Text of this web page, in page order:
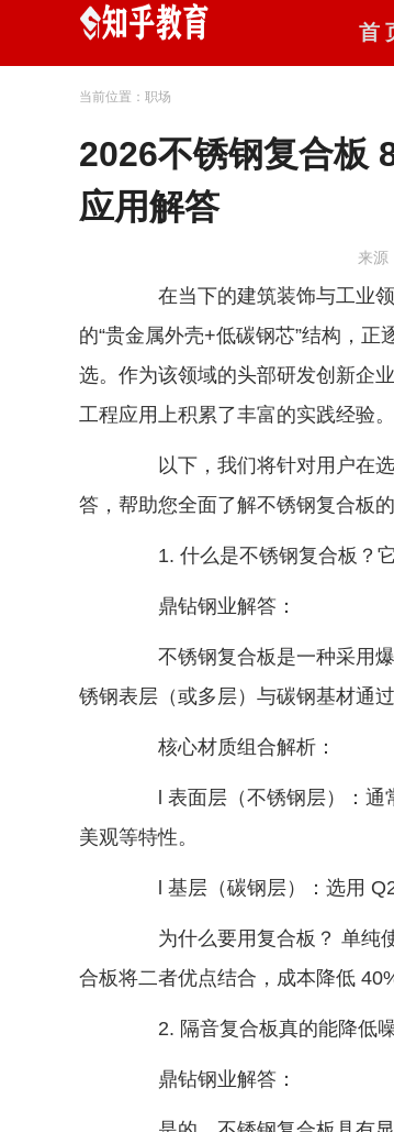
首
当前位置：职场
2026不锈钢复合板
应用解答
来源
在当下的建筑装饰与工业领
的“贵金属外壳+低碳钢芯”结构，
选。作为该领域的头部研发创新企
工程应用上积累了丰富的实践经验。
以下，我们将针对用户在选
答，帮助您全面了解不锈钢复合板的
1. 什么是不锈钢复合板？它
鼎钻钢业解答：
不锈钢复合板是一种采用爆
锈钢表层（或多层）与碳钢基材通
核心材质组合解析：
l 表面层（不锈钢层）：通常
美观等特性。
l 基层（碳钢层）：选用
为什么要用复合板？ 单纯使
合板将二者优点结合，成本降低
2. 隔音复合板真的能降低噪
鼎钻钢业解答：